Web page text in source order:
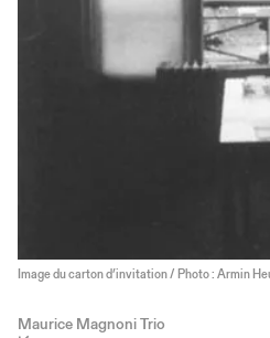
Image du carton d’invitation / Photo : Armin
Maurice Magnoni Trio